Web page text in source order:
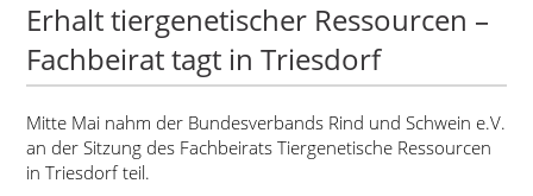
Erhalt tiergenetischer Ressourcen –
Fachbeirat tagt in Triesdorf
Mitte Mai nahm der Bundesverbands Rind und Schwein e.V.
an der Sitzung des Fachbeirats Tiergenetische Ressourcen
in Triesdorf teil.